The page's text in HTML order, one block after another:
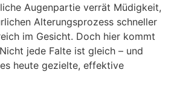
Augenpartie verrät Müdigkeit,
Alterungsprozess schneller
im Gesicht. Doch hier kommt
jede Falte ist gleich – und
heute gezielte, effektive